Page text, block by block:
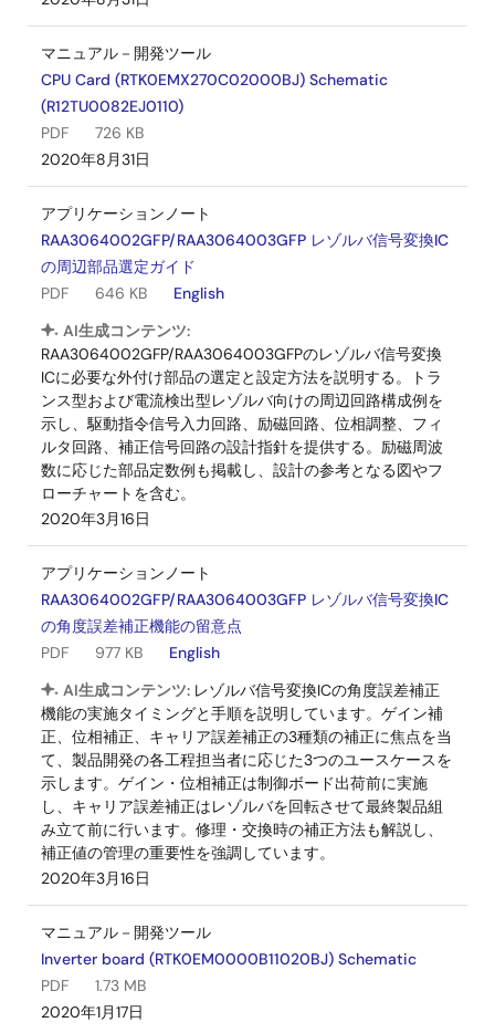
マニュアル－開発ツール
CPU Card (RTK0EMX270C02000BJ) Schematic
(R12TU0082EJ0110)
PDF
726 KB
2020年8月31日
アプリケーションノート
RAA3064002GFP/RAA3064003GFP レゾルバ信号変換IC
の周辺部品選定ガイド
PDF
646 KB
English
AI生成コンテンツ:
RAA3064002GFP/RAA3064003GFPのレゾルバ信号変換
ICに必要な外付け部品の選定と設定方法を説明する。トラ
ンス型および電流検出型レゾルバ向けの周辺回路構成例を
示し、駆動指令信号入力回路、励磁回路、位相調整、フィ
ルタ回路、補正信号回路の設計指針を提供する。励磁周波
数に応じた部品定数例も掲載し、設計の参考となる図やフ
ローチャートを含む。
2020年3月16日
アプリケーションノート
RAA3064002GFP/RAA3064003GFP レゾルバ信号変換IC
の角度誤差補正機能の留意点
PDF
977 KB
English
AI生成コンテンツ: レゾルバ信号変換ICの角度誤差補正
機能の実施タイミングと手順を説明しています。ゲイン補
正、位相補正、キャリア誤差補正の3種類の補正に焦点を当
て、製品開発の各工程担当者に応じた3つのユースケースを
示します。ゲイン・位相補正は制御ボード出荷前に実施
し、キャリア誤差補正はレゾルバを回転させて最終製品組
み立て前に行います。修理・交換時の補正方法も解説し、
補正値の管理の重要性を強調しています。
2020年3月16日
マニュアル－開発ツール
Inverter board (RTK0EM0000B11020BJ) Schematic
PDF
1.73 MB
2020年1月17日